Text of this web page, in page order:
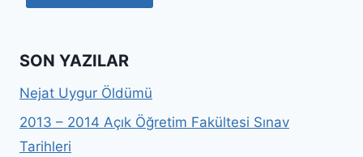
SON YAZILAR
Nejat Uygur Öldümü
2013 – 2014 Açık Öğretim Fakültesi Sınav
Tarihleri